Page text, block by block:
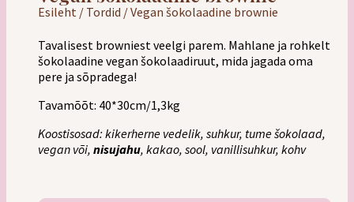
Esileht / Tordid / Vegan šokolaadine brownie
Tavalisest browniest veelgi parem. Mahlane ja rohkelt
šokolaadine vegan šokolaadiruut, mida jagada oma
pere ja sõpradega!
Tavamõõt: 40*30cm/1,3kg
Koostisosad: kikerherne vedelik, suhkur, tume šokolaad,
vegan või, nisujahu, kakao, sool, vanillisuhkur, kohv